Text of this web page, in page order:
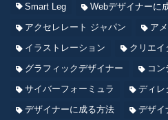
Smart Leg
Webデザイナーに
アクセレレート ジャパン
ア
イラストレーション
クリエイ
グラフィックデザイナー
コン
サイバーフォーミュラ
ディレ
デザイナーに成る方法
デザイ